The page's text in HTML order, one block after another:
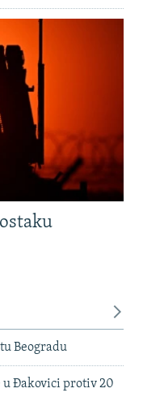
Beogradu
u Đakovici protiv 20